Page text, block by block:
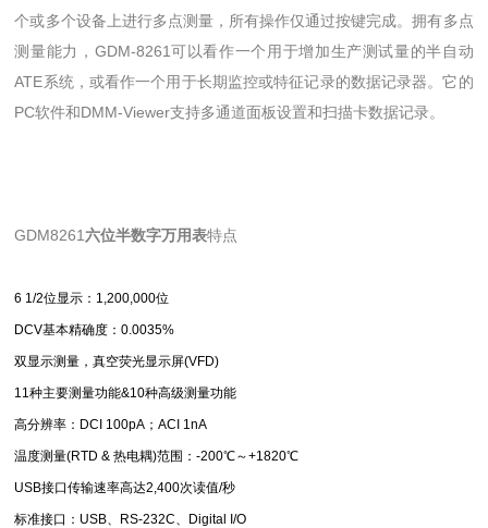
个或多个设备上进行多点测量，所有操作仅通过按键完成。拥有多点
测量能力，GDM-8261可以看作一个用于增加生产测试量的半自动
ATE系统，或看作一个用于长期监控或特征记录的数据记录器。它的
PC软件和DMM-Viewer支持多通道面板设置和扫描卡数据记录。
GDM8261六位半数字万用表特点
6 1/2位显示：1,200,000位
DCV基本精确度：0.0035%
双显示测量，真空荧光显示屏(VFD)
11种主要测量功能&10种高级测量功能
高分辨率：DCI 100pA；ACI 1nA
温度测量(RTD & 热电耦)范围：-200℃～+1820℃
USB接口传输速率高达2,400次读值/秒
标准接口：USB、RS-232C、Digital I/O